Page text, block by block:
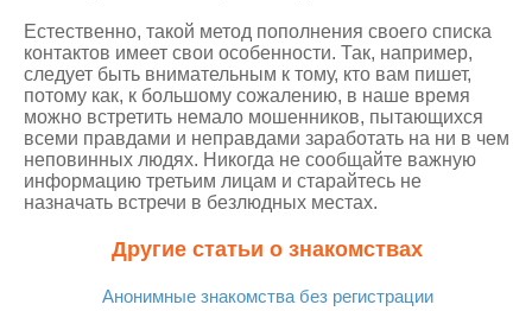
Естественно, такой метод пополнения своего списка
контактов имеет свои особенности. Так, например,
следует быть внимательным к тому, кто вам пишет,
потому как, к большому сожалению, в наше время
можно встретить немало мошенников, пытающихся
всеми правдами и неправдами заработать на ни в чем
неповинных людях. Никогда не сообщайте важную
информацию третьим лицам и старайтесь не
назначать встречи в безлюдных местах.
Другие cтатьи о знакомствах
Анонимные знакомства без регистрации